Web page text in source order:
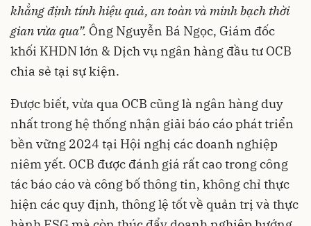
khẳng định tính hiệu quả, an toàn và minh bạch thời
gian vừa qua”. Ông Nguyễn Bá Ngọc, Giám đốc
khối KHDN lớn & Dịch vụ ngân hàng đầu tư OCB
chia sẻ tại sự kiện.
Được biết, vừa qua OCB cũng là ngân hàng duy
nhất trong hệ thống nhận giải báo cáo phát triển
bền vững 2024 tại Hội nghị các doanh nghiệp
niêm yết. OCB được đánh giá rất cao trong công
tác báo cáo và công bố thông tin, không chỉ thực
hiện các quy định, thông lệ tốt về quản trị và thực